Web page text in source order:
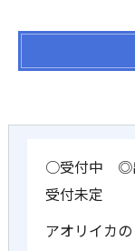
○受付中 ◎
受付未定
アオリイカ